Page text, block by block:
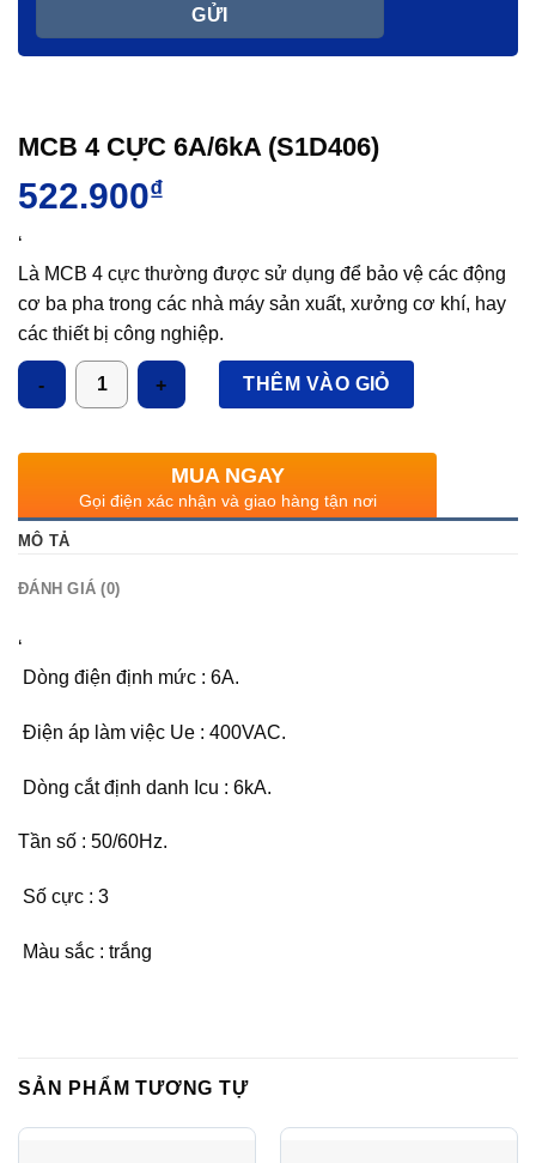
MCB 4 CỰC 6A/6kA (S1D406)
522.900₫
‘
Là MCB 4 cực thường được sử dụng để bảo vệ các động
cơ ba pha trong các nhà máy sản xuất, xưởng cơ khí, hay
các thiết bị công nghiệp.
Được sử dụng trong các bảng phân phối điện để bảo vệ
các mạch điện ba pha khỏi quá tải và ngắn mạch.
Số lượng
THÊM VÀO GIỎ
MUA NGAY
Gọi điện xác nhận và giao hàng tận nơi
MÔ TẢ
ĐÁNH GIÁ (0)
‘
Dòng điện định mức : 6A.
Điện áp làm việc Ue : 400VAC.
Dòng cắt định danh Icu : 6kA.
Tần số : 50/60Hz.
Số cực : 3
Màu sắc : trắng
SẢN PHẨM TƯƠNG TỰ